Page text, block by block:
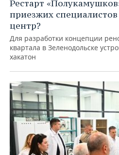
Рестарт
приезжих
центр?
Для разработки концепции
квартала в Зеленодольске
хакатон